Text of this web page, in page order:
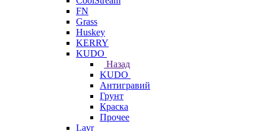
FN
Grass
Huskey
KERRY
KUDO
Назад
KUDO
Антигравий
Грунт
Краска
Прочее
Lavr